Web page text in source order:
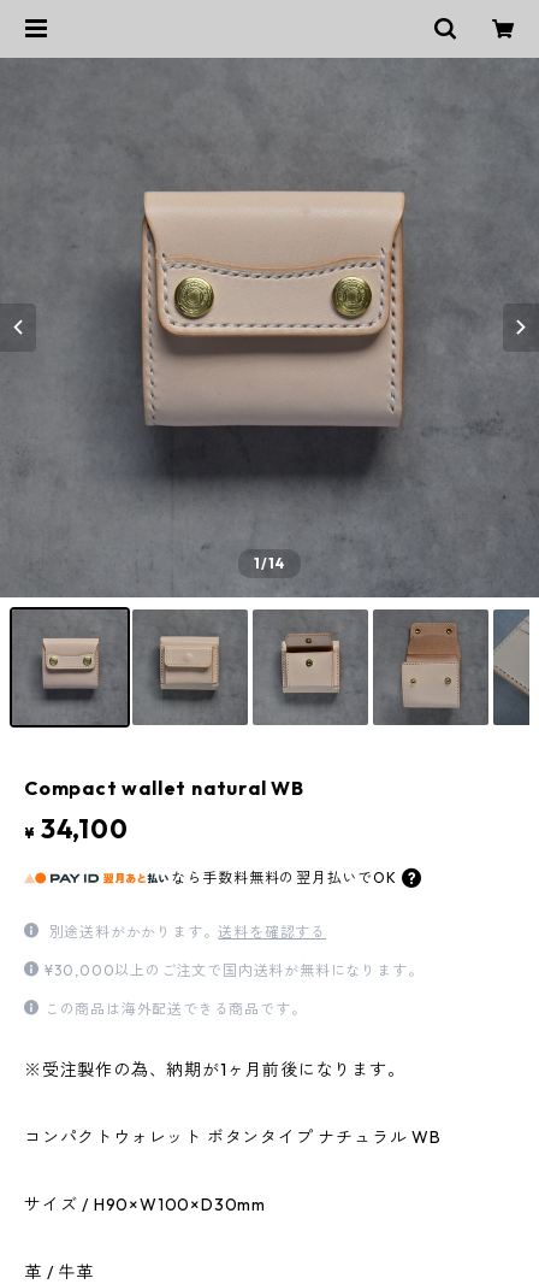
1/14
Compact wallet natural WB
¥ 34,100
なら 手数料無料の 翌月払いでOK
別途送料がかかります。送料を確認する
¥30,000以上のご注文で国内送料が無料になります。
この商品は海外配送できる商品です。
※受注製作の為、納期が1ヶ月前後になります。
コンパクトウォレット ボタンタイプ ナチュラル WB
サイズ / H90×W100×D30mm
革 / 牛革